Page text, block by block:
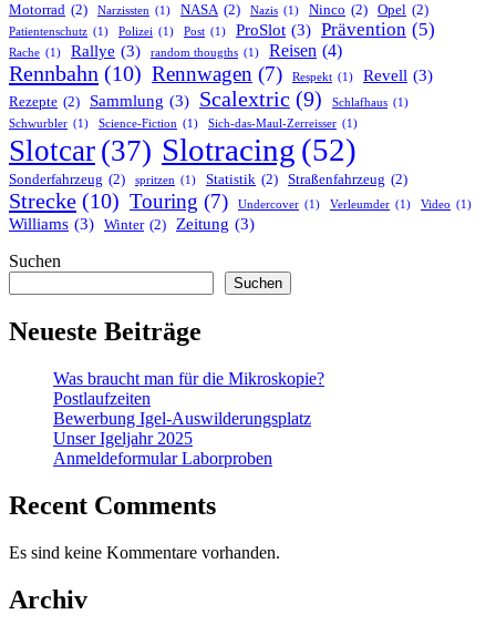
Motorrad (2) Narzissten (1) NASA (2) Nazis (1) Ninco (2) Opel (2)
Patientenschutz (1) Polizei (1) Post (1) ProSlot (3) Prävention (5)
Rache (1) Rallye (3) random thougths (1) Reisen (4)
Rennbahn (10) Rennwagen (7) Respekt (1) Revell (3)
Rezepte (2) Sammlung (3) Scalextric (9) Schlafhaus (1)
Schwurbler (1) Science-Fiction (1) Sich-das-Maul-Zerreisser (1)
Slotcar (37) Slotracing (52)
Sonderfahrzeug (2) spritzen (1) Statistik (2) Straßenfahrzeug (2)
Strecke (10) Touring (7) Undercover (1) Verleumder (1) Video (1)
Williams (3) Winter (2) Zeitung (3)
Suchen
Suchen
Neueste Beiträge
Was braucht man für die Mikroskopie?
Postlaufzeiten
Bewerbung Igel-Auswilderungsplatz
Unser Igeljahr 2025
Anmeldeformular Laborproben
Recent Comments
Es sind keine Kommentare vorhanden.
Archiv